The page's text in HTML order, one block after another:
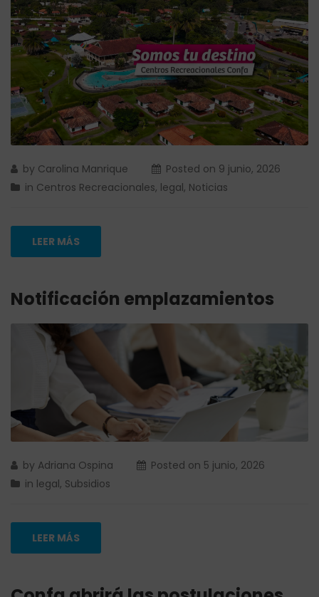
by Carolina Manrique Posted on 9 junio, 2026
in Centros Recreacionales, legal, Noticias
LEER MÁS
Notificación emplazamientos
by Adriana Ospina Posted on 5 junio, 2026
in legal, Subsidios
LEER MÁS